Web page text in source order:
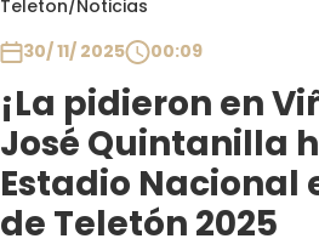
Teleton/Noticias
30/ 11/ 2025
00:09
¡La pidieron en
José Quintanilla
Estadio Nacional
de Teletón 2025
Club De La Comedia
Contigo en Directo
Plan Perfecto
El Tiempo
Sabingo
Todos Los Programas